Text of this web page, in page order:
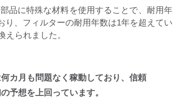
品に特殊な材料を使用することで、耐用年
、フィルターの耐用年数は1年を超えてい
られました。
カ月も問題なく稼動しており、信頼
予想を上回っています。